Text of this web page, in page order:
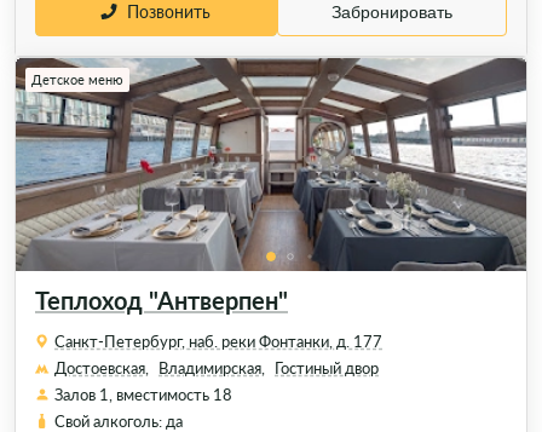
Позвонить Забронировать
Теплоход "Антверпен"
Детское меню
Санкт-Петербург, наб. реки Фонтанки, д. 177
Достоевская,
Владимирская,
Гостиный двор
Залов 1, вместимость 18
Свой алкоголь: да